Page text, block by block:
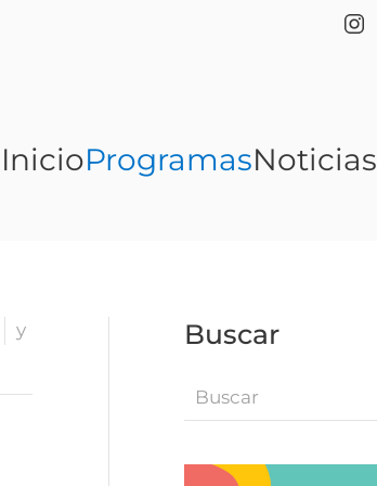
InicioProgramasNoticias
y
Buscar